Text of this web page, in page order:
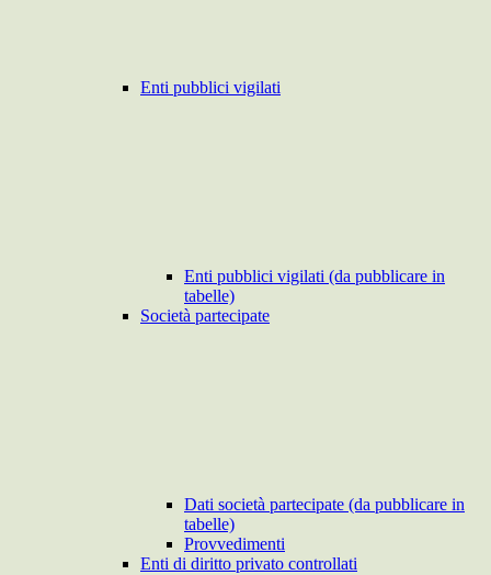
Enti pubblici vigilati
Enti pubblici vigilati (da pubblicare in
tabelle)
Società partecipate
Dati società partecipate (da pubblicare in
tabelle)
Provvedimenti
Enti di diritto privato controllati